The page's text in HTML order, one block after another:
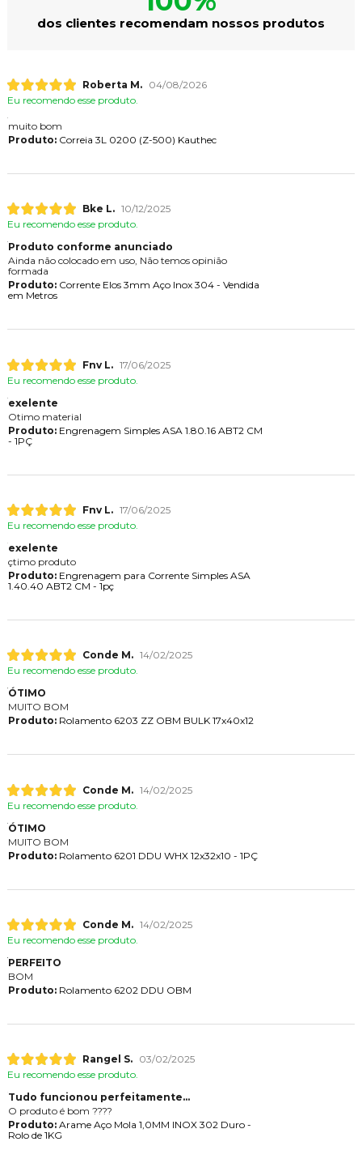
dos clientes recomendam nossos produtos
Roberta M.
04/08/2026
Eu recomendo esse produto.
muito bom
Produto:Correia 3L 0200 (Z-500) Kauthec
Bke L. 10/12/2025
Eu recomendo esse produto.
Produto conforme anunciado
Ainda não colocado em uso, Não temos opinião
formada
Produto:Corrente Elos 3mm Aço Inox 304 - Vendida
em Metros
Fnv L. 17/06/2025
Eu recomendo esse produto.
exelente
Otimo material
Produto:Engrenagem Simples ASA 1.80.16 ABT2 CM
- 1PÇ
Fnv L. 17/06/2025
Eu recomendo esse produto.
exelente
çtimo produto
Produto:Engrenagem para Corrente Simples ASA
1.40.40 ABT2 CM - 1pç
Conde M. 14/02/2025
Eu recomendo esse produto.
ÓTIMO
MUITO BOM
Produto:Rolamento 6203 ZZ OBM BULK 17x40x12
Conde M. 14/02/2025
Eu recomendo esse produto.
ÓTIMO
MUITO BOM
Produto:Rolamento 6201 DDU WHX 12x32x10 - 1PÇ
Conde M. 14/02/2025
Eu recomendo esse produto.
PERFEITO
BOM
Produto:Rolamento 6202 DDU OBM
Rangel S.
03/02/2025
Eu recomendo esse produto.
Tudo funcionou perfeitamente...
O produto é bom ????
Produto:Arame Aço Mola 1,0MM INOX 302 Duro -
Rolo de 1KG